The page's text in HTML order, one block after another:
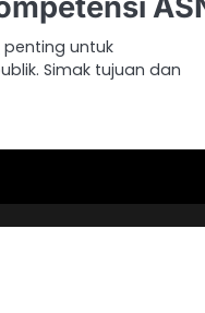
penting untuk
Simak tujuan dan